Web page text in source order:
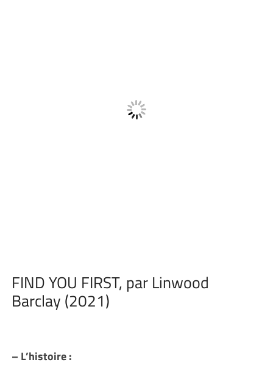
FIND YOU FIRST, par Linwood
Barclay (2021)
– L’histoire :